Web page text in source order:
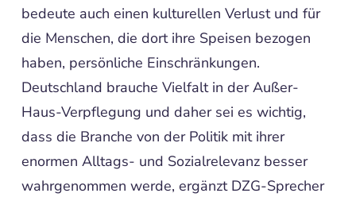
bedeute auch einen kulturellen Verlust und für
die Menschen, die dort ihre Speisen bezogen
haben, persönliche Einschränkungen.
Deutschland brauche Vielfalt in der Außer-
Haus-Verpflegung und daher sei es wichtig,
dass die Branche von der Politik mit ihrer
enormen Alltags- und Sozialrelevanz besser
wahrgenommen werde, ergänzt DZG-Sprecher